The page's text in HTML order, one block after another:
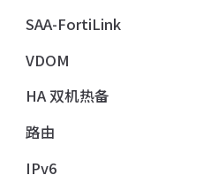
SAA-FortiLink
VDOM
HA 双机热备
路由
IPv6